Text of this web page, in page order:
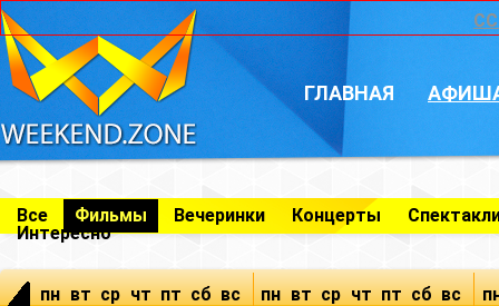
ГЛАВНАЯ
Все Фильмы Вечеринки Концерты
Интересно
пн вт ср чт пт сб вс
пн вт ср чт пт сб вс